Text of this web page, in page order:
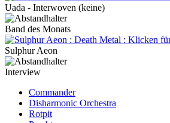
Uada - Interwoven (keine)
Band des Monats
Sulphur Aeon
Interview
Commander
Disharmonic Orchestra
Rotpit